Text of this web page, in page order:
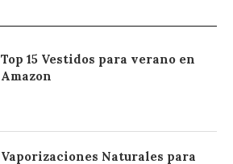
Top 15 Vestidos para verano en
Amazon
Vaporizaciones Naturales para